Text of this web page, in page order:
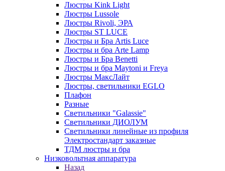
Люстры Kink Light
Люстры Lussole
Люстры Rivoli, ЭРА
Люстры ST LUCE
Люстры и Бра Artis Luce
Люстры и бра Arte Lamp
Люстры и Бра Benetti
Люстры и бра Maytoni и Freya
Люстры МаксЛайт
Люстры, светильники EGLO
Плафон
Разные
Светильники "Galassie"
Светильники ДИОЛУМ
Светильники линейные из профиля
Электростандарт заказные
ТДМ люстры и бра
Низковольтная аппаратура
Назад